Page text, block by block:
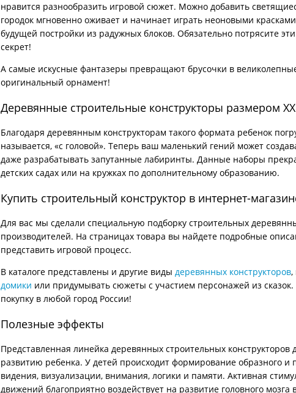
нравится разнообразить игровой сюжет. Можно добавить
городок мгновенно оживает и начинает играть неоновыми
будущей постройки из радужных блоков. Обязательно потрясите
секрет!
А самые искусные фантазеры превращают брусочки в
оригинальный орнамент!
Деревянные строительные конструкторы размером
Благодаря деревянным конструкторам такого формата ребенок
называется, «с головой». Теперь ваш маленький гений может
даже разрабатывать запутанные лабиринты. Данные наборы
детских садах или на кружках по дополнительному образованию.
Купить строительный конструктор в интернет-
Для вас мы сделали специальную подборку строительных
производителей. На страницах товара вы найдете подробные
представить игровой процесс.
В каталоге представлены и другие виды деревянных конструкторов,
домики или придумывать сюжеты с участием персонажей из
покупку в любой город России!
Полезные эффекты
Представленная линейка деревянных строительных конструкторов
развитию ребенка. У детей происходит формирование образного и
видения, визуализации, внимания, логики и памяти. Активная
движений благоприятно воздействует на развитие головного мозга